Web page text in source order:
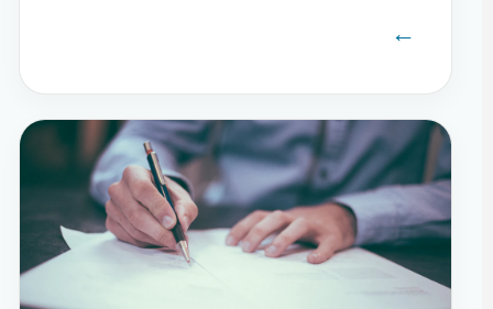
←